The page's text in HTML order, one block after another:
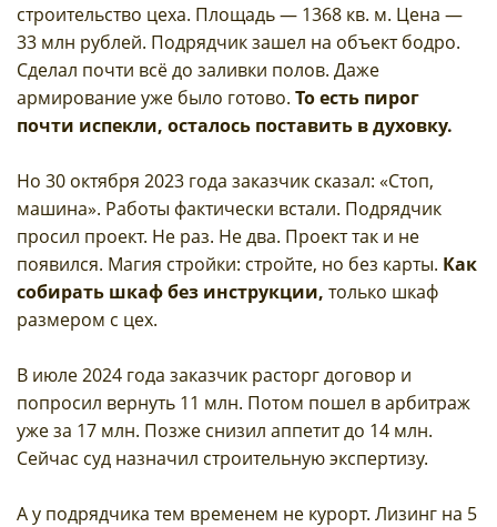
строительство цеха. Площадь — 1368 кв. м. Цена —
33 млн рублей. Подрядчик зашел на объект бодро.
Сделал почти всё до заливки полов. Даже
армирование уже было готово. То есть пирог
почти испекли, осталось поставить в духовку.
Но 30 октября 2023 года заказчик сказал: «Стоп,
машина». Работы фактически встали. Подрядчик
просил проект. Не раз. Не два. Проект так и не
появился. Магия стройки: стройте, но без карты. Как
собирать шкаф без инструкции, только шкаф
размером с цех.
В июле 2024 года заказчик расторг договор и
попросил вернуть 11 млн. Потом пошел в арбитраж
уже за 17 млн. Позже снизил аппетит до 14 млн.
Сейчас суд назначил строительную экспертизу.
А у подрядчика тем временем не курорт. Лизинг на 5